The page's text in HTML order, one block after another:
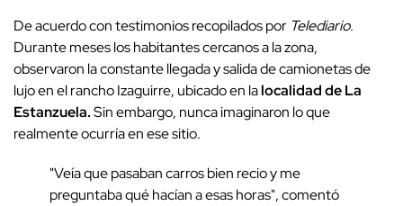
De acuerdo con testimonios recopilados por Telediario.
Durante meses los habitantes cercanos a la zona,
observaron la constante llegada y salida de camionetas de
lujo en el rancho Izaguirre, ubicado en lalocalidad de La
Estanzuela.Sin embargo, nunca imaginaron lo que
realmente ocurría en ese sitio.
"Veía que pasaban carros bien recio y me
preguntaba qué hacían a esas horas", comentó